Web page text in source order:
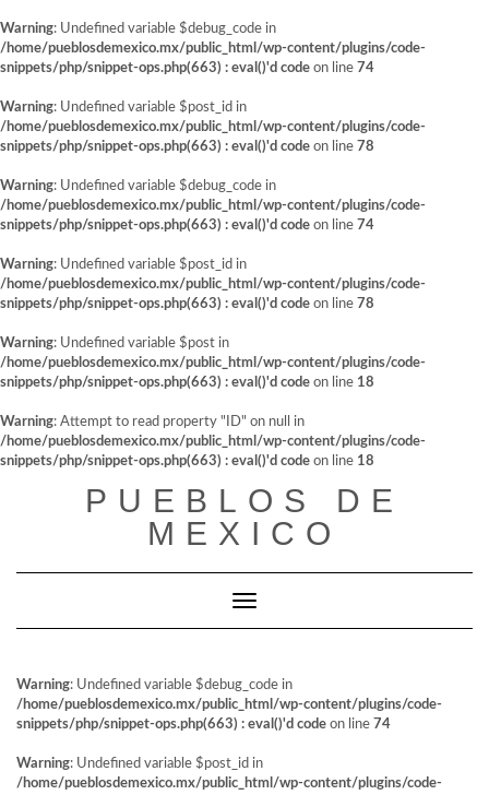
Warning: Undefined variable $debug_code in
/home/pueblosdemexico.mx/public_html/wp-content/plugins/code-
snippets/php/snippet-ops.php(663) : eval()'d code on line 74
Warning: Undefined variable $post_id in
/home/pueblosdemexico.mx/public_html/wp-content/plugins/code-
snippets/php/snippet-ops.php(663) : eval()'d code on line 78
Warning: Undefined variable $debug_code in
/home/pueblosdemexico.mx/public_html/wp-content/plugins/code-
snippets/php/snippet-ops.php(663) : eval()'d code on line 74
Warning: Undefined variable $post_id in
/home/pueblosdemexico.mx/public_html/wp-content/plugins/code-
snippets/php/snippet-ops.php(663) : eval()'d code on line 78
Warning: Undefined variable $post in
/home/pueblosdemexico.mx/public_html/wp-content/plugins/code-
snippets/php/snippet-ops.php(663) : eval()'d code on line 18
Warning: Attempt to read property "ID" on null in
/home/pueblosdemexico.mx/public_html/wp-content/plugins/code-
snippets/php/snippet-ops.php(663) : eval()'d code on line 18
PUEBLOS DE
MEXICO
Cambiar modo de navegación
Warning: Undefined variable $debug_code in
/home/pueblosdemexico.mx/public_html/wp-content/plugins/code-
snippets/php/snippet-ops.php(663) : eval()'d code on line 74
Warning: Undefined variable $post_id in
/home/pueblosdemexico.mx/public_html/wp-content/plugins/code-